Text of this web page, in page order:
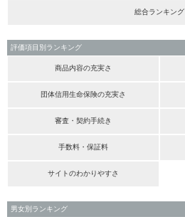
総合ランキング
評価項目別ランキング
商品内容の充実さ
団体信用生命保険の充実さ
審査・契約手続き
手数料・保証料
サイトのわかりやすさ
男女別ランキング